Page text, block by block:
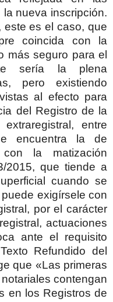
nueva inscripción.
este es el caso, que
coincida con la
más seguro para el
sería la plena
pero existiendo
al efecto para
del Registro de la
entre
encuentra la de
la matización
2015, que tiende a
cuando se
exigírsele con
por el carácter
actuaciones
ante el requisito
Refundido del
que «Las primeras
contengan
en los Registros de